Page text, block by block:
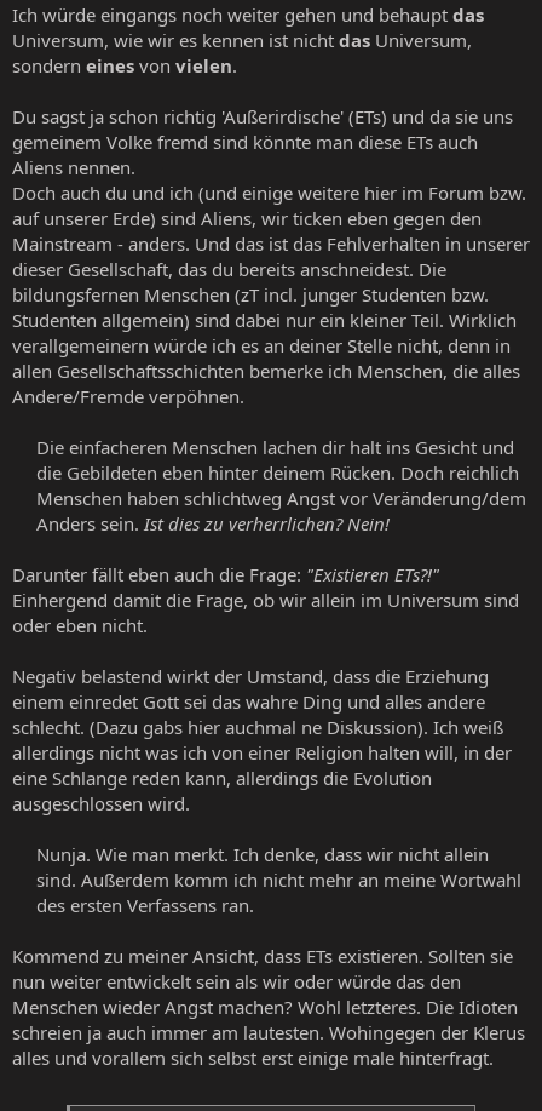
Ich würde eingangs noch weiter gehen und behaupt das
Universum, wie wir es kennen ist nicht das Universum,
sondern eines von vielen.
Du sagst ja schon richtig 'Außerirdische' (ETs) und da sie uns
gemeinem Volke fremd sind könnte man diese ETs auch
Aliens nennen.
Doch auch du und ich (und einige weitere hier im Forum bzw.
auf unserer Erde) sind Aliens, wir ticken eben gegen den
Mainstream - anders. Und das ist das Fehlverhalten in unserer
dieser Gesellschaft, das du bereits anschneidest. Die
bildungsfernen Menschen (zT incl. junger Studenten bzw.
Studenten allgemein) sind dabei nur ein kleiner Teil. Wirklich
verallgemeinern würde ich es an deiner Stelle nicht, denn in
allen Gesellschaftsschichten bemerke ich Menschen, die alles
Andere/Fremde verpöhnen.
Die einfacheren Menschen lachen dir halt ins Gesicht und
die Gebildeten eben hinter deinem Rücken. Doch reichlich
Menschen haben schlichtweg Angst vor Veränderung/dem
Anders sein. Ist dies zu verherrlichen? Nein!
Darunter fällt eben auch die Frage: "Existieren ETs?!"
Einhergend damit die Frage, ob wir allein im Universum sind
oder eben nicht.
Negativ belastend wirkt der Umstand, dass die Erziehung
einem einredet Gott sei das wahre Ding und alles andere
schlecht. (Dazu gabs hier auchmal ne Diskussion). Ich weiß
allerdings nicht was ich von einer Religion halten will, in der
eine Schlange reden kann, allerdings die Evolution
ausgeschlossen wird.
Nunja. Wie man merkt. Ich denke, dass wir nicht allein
sind. Außerdem komm ich nicht mehr an meine Wortwahl
des ersten Verfassens ran.​
Kommend zu meiner Ansicht, dass ETs existieren. Sollten sie
nun weiter entwickelt sein als wir oder würde das den
Menschen wieder Angst machen? Wohl letzteres. Die Idioten
schreien ja auch immer am lautesten. Wohingegen der Klerus
alles und vorallem sich selbst erst einige male hinterfragt.